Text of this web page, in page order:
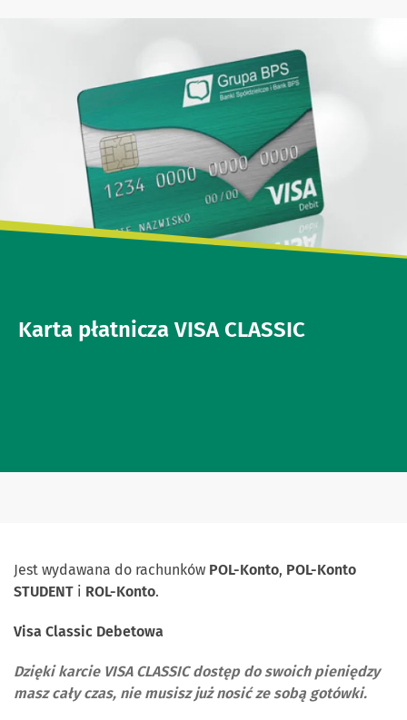
Karta płatnicza VISA CLASSIC
Jest wydawana do rachunków POL-Konto, POL-Konto
STUDENT i ROL-Konto.
Visa Classic Debetowa
Dzięki karcie VISA CLASSIC dostęp do swoich pieniędzy
masz cały czas, nie musisz już nosić ze sobą gotówki.